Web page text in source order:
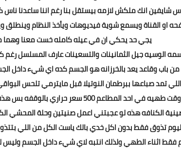
او القناة ويسمع شوية فيديوهات ويأخذ النظام
يجي حد يحكي ان في عيله كامله خست معنا وهما
جيل الثمانينات والتسعينات عارف المسلسل رغم
باب وقاعد يعد بالخرزانه هو الجسم كده اي شيء داخل
تمد صباعها ببرطمان النوتيلا قبل مايترمي تلحس
يتذوقون الطعام وقت طهيه في احد
الكنافه هذه لو عجبتني اعمل صنيتين وحلة المحشي
باليوم تذوق فقط بدون اكل خدي بالك ياست الكل من اللي
اثناء الطهي ولذلك انتبه لاي شيء داخل الجسم وليس